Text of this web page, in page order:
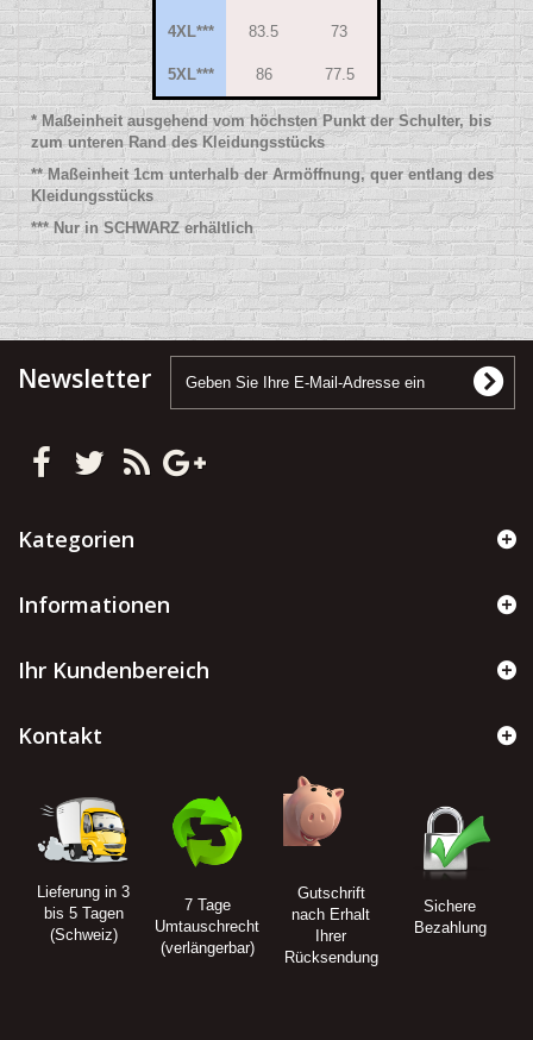
4XL*** 83.5 73
5XL*** 86 77.5
* Maßeinheit ausgehend vom höchsten Punkt der Schulter, bis
zum unteren Rand des Kleidungsstücks
** Maßeinheit 1cm unterhalb der Armöffnung, quer entlang des
Kleidungsstücks
*** Nur in SCHWARZ erhältlich
Newsletter
Kategorien
Informationen
Ihr Kundenbereich
Kontakt
Lieferung in 3
bis 5 Tagen
(Schweiz)
7 Tage
Umtauschrecht
(verlängerbar)
Gutschrift
nach Erhalt
Ihrer
Rücksendung
Sichere
Bezahlung